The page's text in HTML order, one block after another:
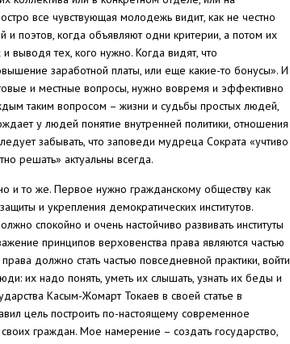
все чувствующая молодежь видит, как не честно
и поэтов, когда объявляют одни критерии, а потом их
выводя тех, кого нужно. Когда видят, что
заработной платы, или еще какие-то бонусы». И
и местные вопросы, нужно вовремя и эффективно
таким вопросом – жизни и судьбы простых людей,
у людей понятие внутренней политики, отношения
забывать, что заповеди мудреца Сократа «учтиво
решать» актуальны всегда.
и то же. Первое нужно гражданскому обществу как
и укрепления демократических институтов.
спокойно и очень настойчиво развивать институты
принципов верховенства права являются частью
должно стать частью повседневной практики, войти
их надо понять, уметь их слышать, узнать их беды и
Касым-Жомарт Токаев в своей статье в
цель построить по-настоящему современное
граждан. Мое намерение – создать государство,